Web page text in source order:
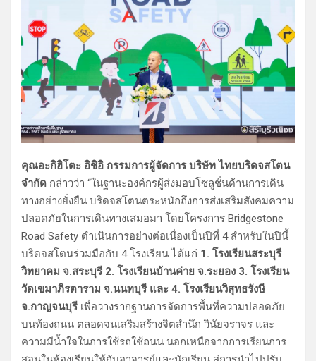
คุณอะกิฮิโตะ อิชิอิ กรรมการผู้จัดการ บริษัท ไทยบริดจสโตน
จำกัด กล่าวว่า “ในฐานะองค์กรผู้ส่งมอบโซลูชั่นด้านการเดิน
ทางอย่างยั่งยืน บริดจสโตนตระหนักถึงการส่งเสริมสังคมความ
ปลอดภัยในการเดินทางเสมอมา โดยโครงการ Bridgestone
Road Safety ดำเนินการอย่างต่อเนื่องเป็นปีที่ 4 สำหรับในปีนี้
บริดจสโตนร่วมมือกับ 4 โรงเรียน ได้แก่ 1. โรงเรียนสระบุรี
วิทยาคม จ.สระบุรี 2. โรงเรียนบ้านค่าย จ.ระยอง 3. โรงเรียน
วัดเขมาภิรตาราม จ.นนทบุรี และ 4. โรงเรียนวิสุทธรังษี
จ.กาญจนบุรีเพื่อวางรากฐานการจัดการพื้นที่ความปลอดภัย
บนท้องถนน ตลอดจนเสริมสร้างจิตสำนึก วินัยจราจร และ
ความมีน้ำใจในการใช้รถใช้ถนน นอกเหนือจากการเรียนการ